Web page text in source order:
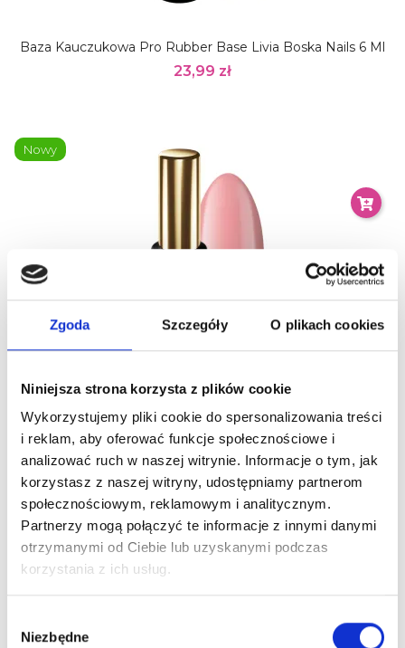
Zgoda Szczegóły O plikach cookies
Niniejsza strona korzysta z plików cookie
Wykorzystujemy pliki cookie do spersonalizowania treści
i reklam, aby oferować funkcje społecznościowe i
analizować ruch w naszej witrynie. Informacje o tym, jak
korzystasz z naszej witryny, udostępniamy partnerom
społecznościowym, reklamowym i analitycznym.
Partnerzy mogą połączyć te informacje z innymi danymi
otrzymanymi od Ciebie lub uzyskanymi podczas
korzystania z ich usług.
zgody
Niezbędne
Baza Kauczukowa Pro Rubber Base Livia Boska Nails 6 Ml
23,99 zł
Baza Kauczukowa Pro Rubber Base Stella Boska Nails 6
Ml
23,99 zł
Nowy
Nowy
Obecnie brak na stanie